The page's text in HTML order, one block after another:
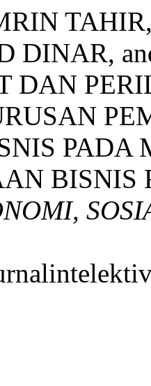
DINAR,
DAN
PADA
BISNIS